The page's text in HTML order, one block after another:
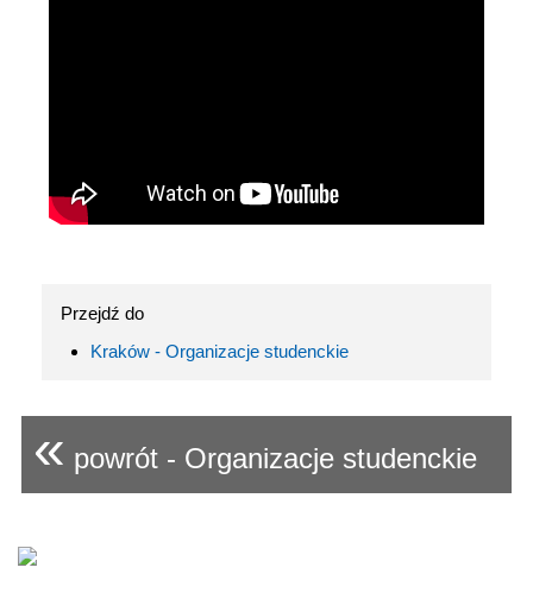
Przejdź do
Kraków - Organizacje studenckie
« powrót - Organizacje studenckie